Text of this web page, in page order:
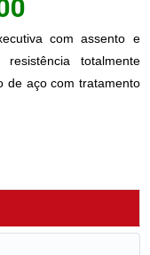
com assento e
totalmente
de aço com tratamento